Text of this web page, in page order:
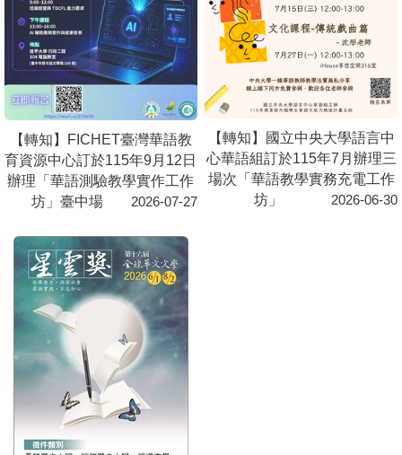
【轉知】FICHET臺灣華語教
育資源中心訂於115年7-8月辦
理「華語教學系列講座」。
2026-06-25